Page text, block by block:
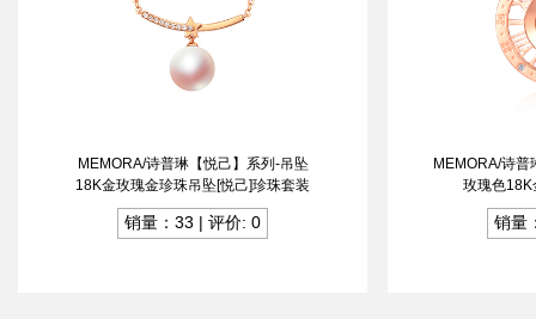
MEMORA/诗普琳【悦己】系列-吊坠
18K金玫瑰金珍珠吊坠[悦己]珍珠套装
销量：33 | 评价: 0
MEMORA/诗
玫瑰色
销量